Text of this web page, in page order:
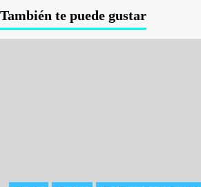
También te puede gustar